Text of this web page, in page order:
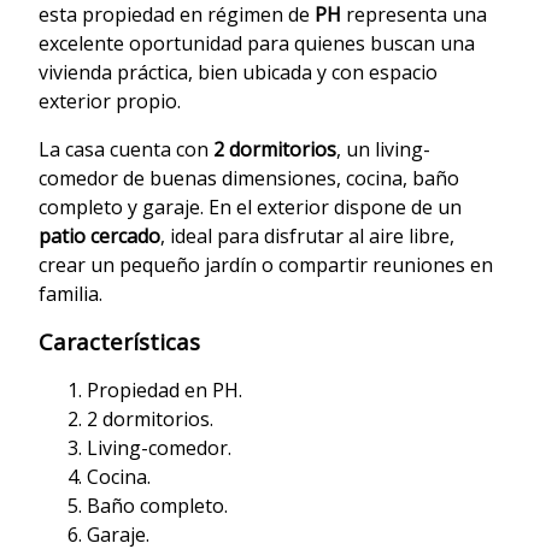
esta propiedad en régimen de PH representa una
excelente oportunidad para quienes buscan una
vivienda práctica, bien ubicada y con espacio
exterior propio.
La casa cuenta con 2 dormitorios, un living-
comedor de buenas dimensiones, cocina, baño
completo y garaje. En el exterior dispone de un
patio cercado, ideal para disfrutar al aire libre,
crear un pequeño jardín o compartir reuniones en
familia.
Características
Propiedad en PH.
2 dormitorios.
Living-comedor.
Cocina.
Baño completo.
Garaje.